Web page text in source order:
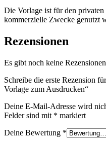
Die Vorlage ist für den
kommerzielle Zwecke genutzt
Rezensionen
Es gibt noch keine
Schreibe die erste Rezension
Vorlage zum Ausdrucken“
Deine E-Mail-Adresse wird
Felder sind mit * markiert
Deine Bewertung *